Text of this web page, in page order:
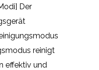
Der
reinigt
effektiv und